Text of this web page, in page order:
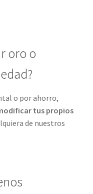
oro o
o por ahorro,
tus propios
de nuestros